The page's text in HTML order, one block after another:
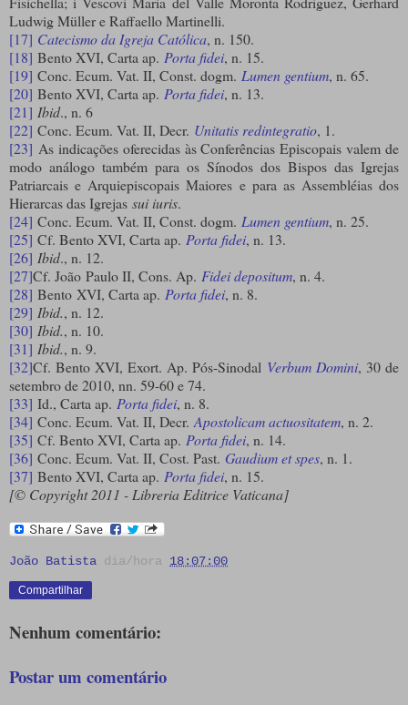
Ludwig Müller e Raffaello Martinelli.
[17] Catecismo da Igreja Católica, n. 150.
[18] Bento XVI, Carta ap. Porta fidei, n. 15.
[19] Conc. Ecum. Vat. II, Const. dogm. Lumen gentium, n. 65.
[20] Bento XVI, Carta ap. Porta fidei, n. 13.
[21] Ibid., n. 6
[22] Conc. Ecum. Vat. II, Decr. Unitatis redintegratio, 1.
[23] As indicações oferecidas às Conferências Episcopais valem de
modo análogo também para os Sínodos dos Bispos das Igrejas
Patriarcais e Arquiepiscopais Maiores e para as Assembléias dos
Hierarcas das Igrejas sui iuris.
[24] Conc. Ecum. Vat. II, Const. dogm. Lumen gentium, n. 25.
[25] Cf. Bento XVI, Carta ap. Porta fidei, n. 13.
[26] Ibid., n. 12.
[27]Cf. João Paulo II, Cons. Ap. Fidei depositum, n. 4.
[28] Bento XVI, Carta ap. Porta fidei, n. 8.
[29] Ibid., n. 12.
[30] Ibid., n. 10.
[31] Ibid., n. 9.
[32]Cf. Bento XVI, Exort. Ap. Pós-Sinodal Verbum Domini, 30 de
setembro de 2010, nn. 59-60 e 74.
[33] Id., Carta ap. Porta fidei, n. 8.
[34] Conc. Ecum. Vat. II, Decr. Apostolicam actuositatem, n. 2.
[35] Cf. Bento XVI, Carta ap. Porta fidei, n. 14.
[36] Conc. Ecum. Vat. II, Cost. Past. Gaudium et spes, n. 1.
[37] Bento XVI, Carta ap. Porta fidei, n. 15.
[© Copyright 2011 - Libreria Editrice Vaticana]
João Batista dia/hora 18:07:00
Compartilhar
Nenhum comentário:
Postar um comentário